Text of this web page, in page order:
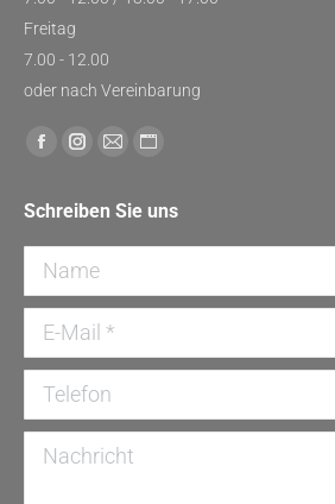
Freitag
7.00 - 12.00
oder nach Vereinbarung
Finden Sie uns auf:
Facebook
opens
in
new
window
Instagram
opens
in
new
window
E-
page
opens
new
Website
opens
in
window
Schreiben Sie uns
Name
E-Mail *
Telefon
Nachricht